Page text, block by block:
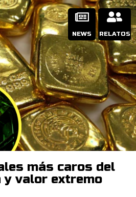
NEWS RELATOS
más caros del
y valor extremo